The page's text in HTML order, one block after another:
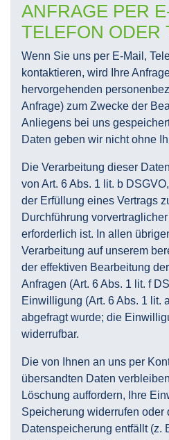
ANFRAGE PER
TELEFON ODER
Wenn Sie uns per E-Mail,
kontaktieren, wird Ihre
hervorgehenden
Anfrage) zum Zwecke der
Anliegens bei uns
Daten geben wir nicht ohne
Die Verarbeitung dieser
von Art. 6 Abs. 1 lit. b
der Erfüllung eines Vertrags
Durchführung
erforderlich ist. In allen
Verarbeitung auf unserem
der effektiven Bearbeitung
Anfragen (Art. 6 Abs. 1 lit. f
Einwilligung (Art. 6 Abs. 1 lit.
abgefragt wurde; die
widerrufbar.
Die von Ihnen an uns per
übersandten Daten
Löschung auffordern, Ihre
Speicherung widerrufen oder
Datenspeicherung entfällt (z.